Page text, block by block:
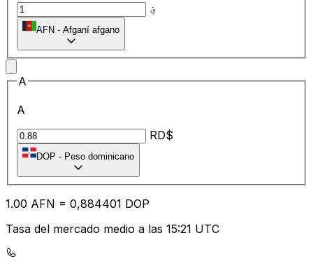
؋
AFN - Afganí afgano
A
A
RD$
DOP - Peso dominicano
1.00 AFN = 0,884401 DOP
Tasa del mercado medio a las 15:21 UTC